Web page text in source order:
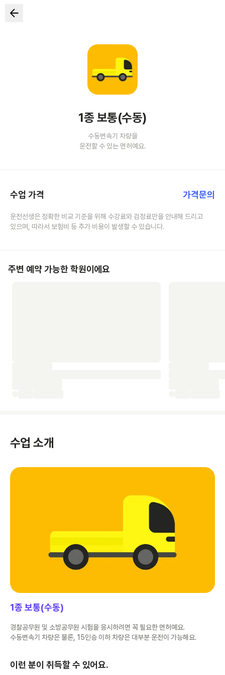
1종 보통(수동)
수동변속기 차량을
운전할 수 있는 면허예요.
수업 가격 가격문의
운전선생은 정확한 비교 기준을 위해 수강료와 검정료만을 안내해 드리고
있으며, 따라서 보험비 등 추가 비용이 발생할 수 있습니다.
주변 예약 가능한 학원이에요
수업 소개
1종 보통(수동)
경찰공무원 및 소방공무원 시험을 응시하려면 꼭 필요한 면허예요.
수동변속기 차량은 물론, 15인승 이하 차량은 대부분 운전이 가능해요.
이런 분이 취득할 수 있어요.